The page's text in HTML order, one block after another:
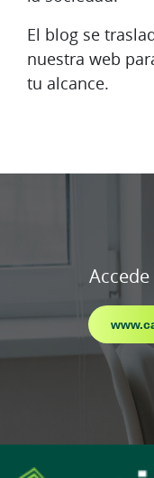
El blog se
nuestra web
tu alcance.